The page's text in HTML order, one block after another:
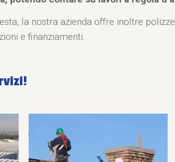
la nostra azienda offre inoltre
e finanziamenti.